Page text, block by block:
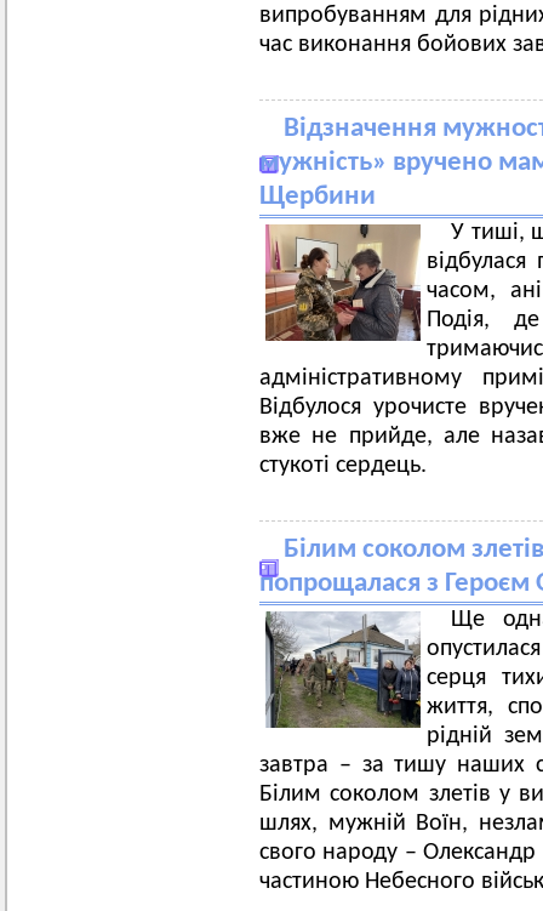
випробуванням для
час виконання бойових
Відзначення
мужність» вручено
Щербини
У тиші,
часом,
Подія,
адміністративному
Відбулося урочисте
вже не прийде, але
стукоті сердець.
Білим соколом
попрощалася з
Ще
серця
життя,
рідній
завтра – за тишу наших
Білим соколом злетів у
шлях, мужній Воїн,
свого народу –
частиною Небесного